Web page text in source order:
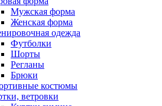
Мужская форма
Женская форма
одежда
Футболки
Шорты
Регланы
Брюки
костюмы
ветровки